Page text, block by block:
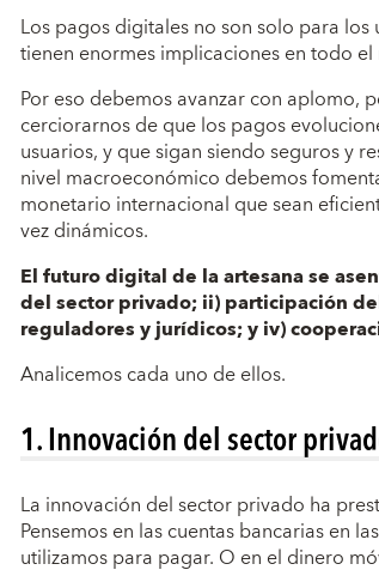
Los pagos digitales no son solo para
tienen enormes implicaciones en todo
Por eso debemos avanzar con aplomo,
cerciorarnos de que los pagos
usuarios, y que sigan siendo seguros y
nivel macroeconómico debemos
monetario internacional que sean
vez dinámicos.
El futuro digital de la artesana se
del sector privado; ii) participación
reguladores y jurídicos; y iv)
Analicemos cada uno de ellos.
1. Innovación del sector
La innovación del sector privado ha
Pensemos en las cuentas bancarias en
utilizamos para pagar. O en el dinero